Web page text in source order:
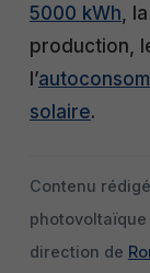
5000 kWh , la
production,
l’
solaire.
Contenu
direction de